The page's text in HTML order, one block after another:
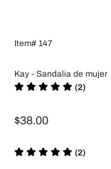
Item# 147
Kay - Sandalia de mujer
(2)
Precio de oferta
$38.00
(2)